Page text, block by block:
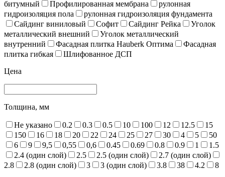
битумный Профилированная мембрана
рулонная
гидроизоляция пола
рулонная гидроизоляция фундамента
Сайдинг виниловый
Софит Сайдинг Рейка
Уголок
металлический внешний
Уголок металлический
внутренний
Фасадная плитка Hauberk Оптима
Фасадная
плитка гибкая
Шлифованное ДСП
Цена
Толщина, мм
Не указано 0.2 0.3 0.5 10 100 12 12.5
15
150
16 18 20 22 24 25 27 30 4 5
50
6
9 9,5 0,55 0,6 0.45 0.69 0.8 0.9 1
1.5
2.4 (один слой)
2.5 2.5 (один слой)
2.7 (один слой)
2.8
2.8 (один слой) 3 3 (один слой) 3.8 38 4.2
8